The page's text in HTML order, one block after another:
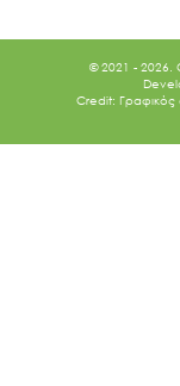
© 2021 - 2026.
Credit: Γραφικός